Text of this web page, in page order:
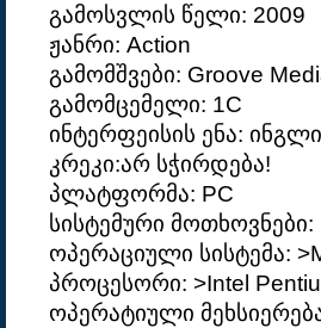
გამოსვლის წელი: 2009
ჟანრი: Action
გამომშვები: Groove
გამომცემელი: 1C
ინტერფეისის ენა:
კრეკი:არ სჭირდება!
პლატფორმა: PC
სისტემური მოთხოვნები:
ოპერაციული სისტემა:
პროცესორი: >Intel
ოპერატიული